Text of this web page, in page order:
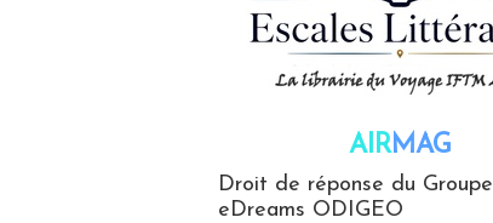
AIRMAG
Droit de réponse du Groupe
eDreams ODIGEO